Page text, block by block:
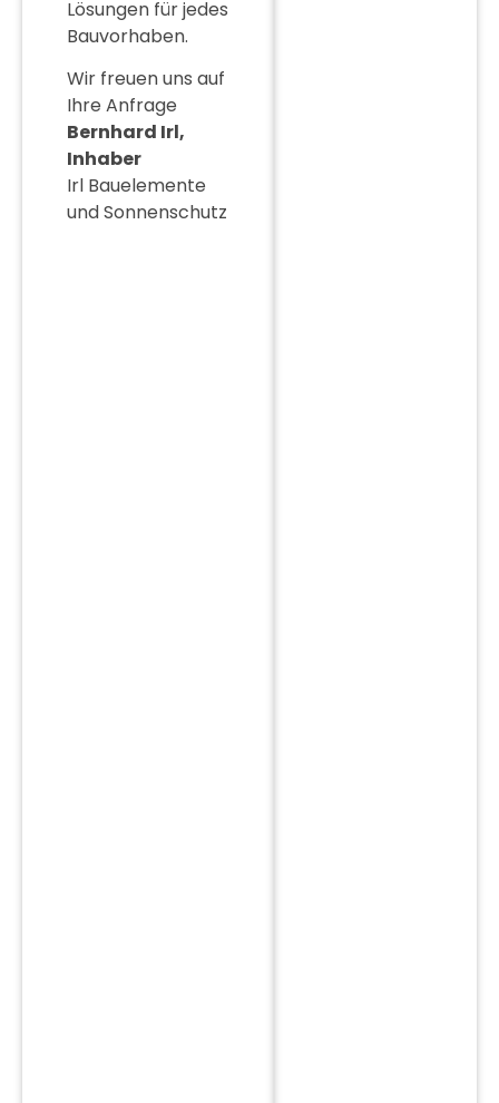
Lösungen für jedes
Bauvorhaben.
Wir freuen uns auf
Ihre Anfrage
Bernhard Irl,
Inhaber
Irl Bauelemente
und Sonnenschutz